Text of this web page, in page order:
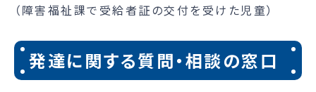
（障害福祉課で受給者証の交付を受けた児童）
発達に関する質問・相談の窓口